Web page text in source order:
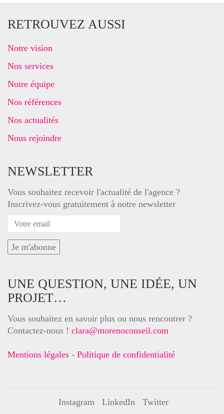
RETROUVEZ AUSSI
Notre vision
Nos services
Notre équipe
Nos références
Nos actualités
Nous rejoindre
NEWSLETTER
Vous souhaitez recevoir l'actualité de l'agence ?
Inscrivez-vous gratuitement à notre newsletter
UNE QUESTION, UNE IDÉE, UN
PROJET…
Vous souhaitez en savoir plus ou nous rencontrer ?
Contactez-nous ! clara@morenoconseil.com
Mentions légales - Politique de confidentialité
Instagram LinkedIn Twitter